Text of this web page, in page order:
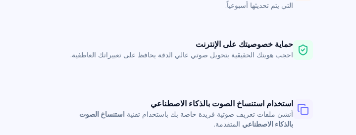
التي يتم تحديثها أسبوعياً.
حماية خصوصيتك على الإنترنت
احجب هويتك الحقيقية بتحويل صوتي عالي الدقة يحافظ على تعبيراتك العاطفية.
استخدام استنساخ الصوت بالذكاء الاصطناعي
أنشئ ملفات تعريف صوتية فريدة خاصة بك باستخدام تقنية استنساخ الصوت
بالذكاء الاصطناعي المتقدمة.